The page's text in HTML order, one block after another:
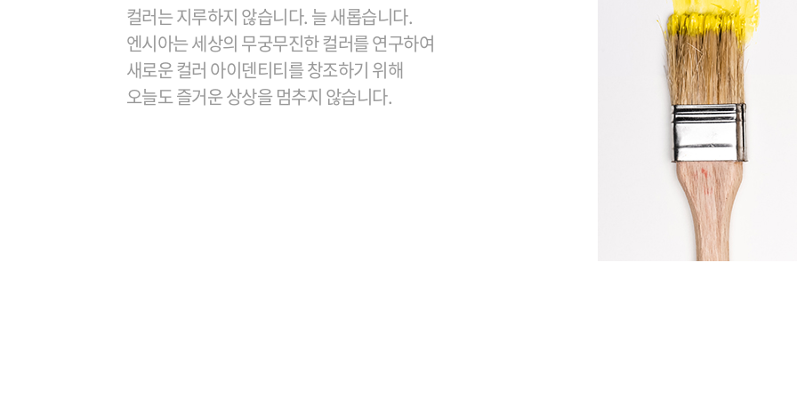
컬러는 지루하지 않습니다. 늘 새롭습니다.
엔시아는 세상의 무궁무진한 컬러를 연구하여
새로운 컬러 아이덴티티를 창조하기 위해
오늘도 즐거운 상상을 멈추지 않습니다.